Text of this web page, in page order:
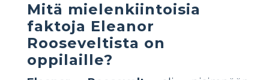
Mitä mielenkiintoisia
faktoja Eleanor
Rooseveltista on
oppilaille?